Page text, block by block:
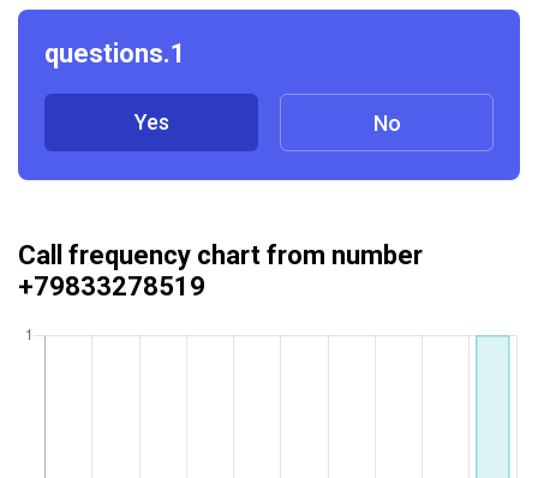
questions.1
Yes No
Call frequency chart from number
+79833278519